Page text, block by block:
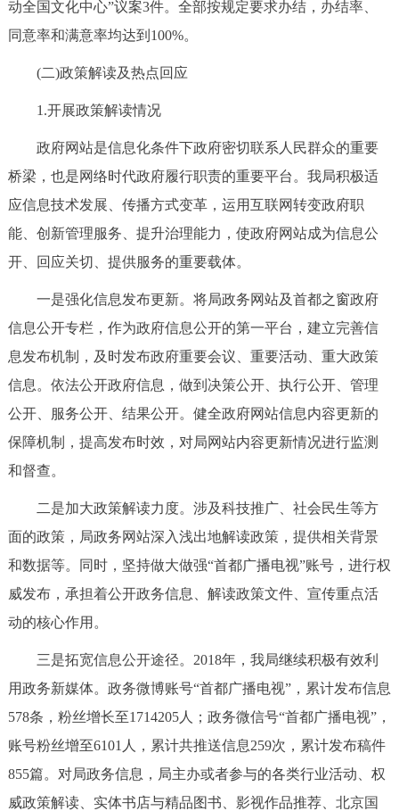
动全国文化中心”议案3件。全部按规定要求办结，办结率、
同意率和满意率均达到100%。
(二)政策解读及热点回应
1.开展政策解读情况
政府网站是信息化条件下政府密切联系人民群众的重要
桥梁，也是网络时代政府履行职责的重要平台。我局积极适
应信息技术发展、传播方式变革，运用互联网转变政府职
能、创新管理服务、提升治理能力，使政府网站成为信息公
开、回应关切、提供服务的重要载体。
一是强化信息发布更新。将局政务网站及首都之窗政府
信息公开专栏，作为政府信息公开的第一平台，建立完善信
息发布机制，及时发布政府重要会议、重要活动、重大政策
信息。依法公开政府信息，做到决策公开、执行公开、管理
公开、服务公开、结果公开。健全政府网站信息内容更新的
保障机制，提高发布时效，对局网站内容更新情况进行监测
和督查。
二是加大政策解读力度。涉及科技推广、社会民生等方
面的政策，局政务网站深入浅出地解读政策，提供相关背景
和数据等。同时，坚持做大做强“首都广播电视”账号，进行权
威发布，承担着公开政务信息、解读政策文件、宣传重点活
动的核心作用。
三是拓宽信息公开途径。2018年，我局继续积极有效利
用政务新媒体。政务微博账号“首都广播电视”，累计发布信息
578条，粉丝增长至1714205人；政务微信号“首都广播电视”，
账号粉丝增至6101人，累计共推送信息259次，累计发布稿件
855篇。对局政务信息，局主办或者参与的各类行业活动、权
威政策解读、实体书店与精品图书、影视作品推荐、北京国